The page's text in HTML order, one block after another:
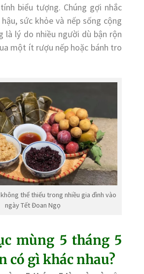
biểu tượng. Chúng gợi nhắc
sức khỏe và nếp sống cộng
là lý do nhiều người dù bận rộn
một ít rượu nếp hoặc bánh tro
thể thiếu trong nhiều gia đình vào
ngày Tết Đoan Ngọ
mùng 5 tháng 5
có gì khác nhau?